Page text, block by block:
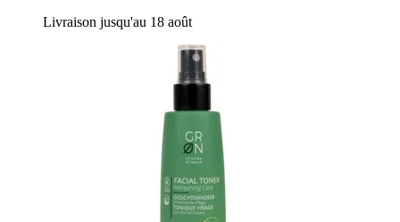
Livraison jusqu'au 18 août